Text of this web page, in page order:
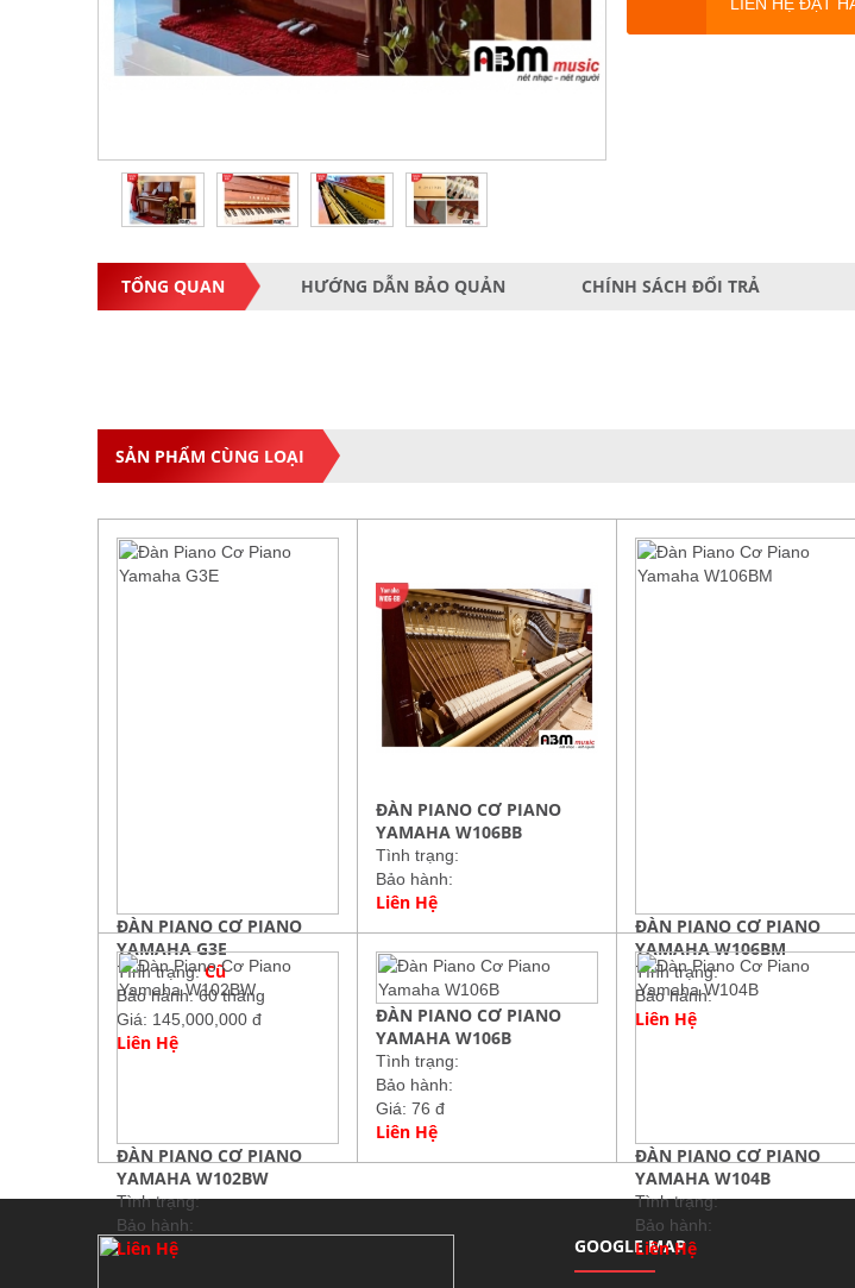
TỔNG QUAN HƯỚNG DẪN BẢO QUẢN CHÍNH SÁCH ĐỔI TRẢ
SẢN PHẨM CÙNG LOẠI
ĐÀN PIANO CƠ PIANO
YAMAHA G3E
Tình trạng:Cũ
Bảo hành: 60 tháng
Giá: 145,000,000 đ
Liên Hệ
ĐÀN PIANO CƠ PIANO
YAMAHA W106BB
Tình trạng:
Bảo hành:
Liên Hệ
ĐÀN PIANO CƠ PIANO
YAMAHA W106BM
Tình trạng:
Bảo hành:
Liên Hệ
ĐÀN PIANO CƠ PIANO
YAMAHA W102BW
Tình trạng:
Bảo hành:
Liên Hệ
ĐÀN PIANO CƠ PIANO
YAMAHA W106B
Tình trạng:
Bảo hành:
Giá: 76 đ
Liên Hệ
ĐÀN PIANO CƠ PIANO
YAMAHA W104B
Tình trạng:
Bảo hành:
Liên Hệ
GOOGLE MAP